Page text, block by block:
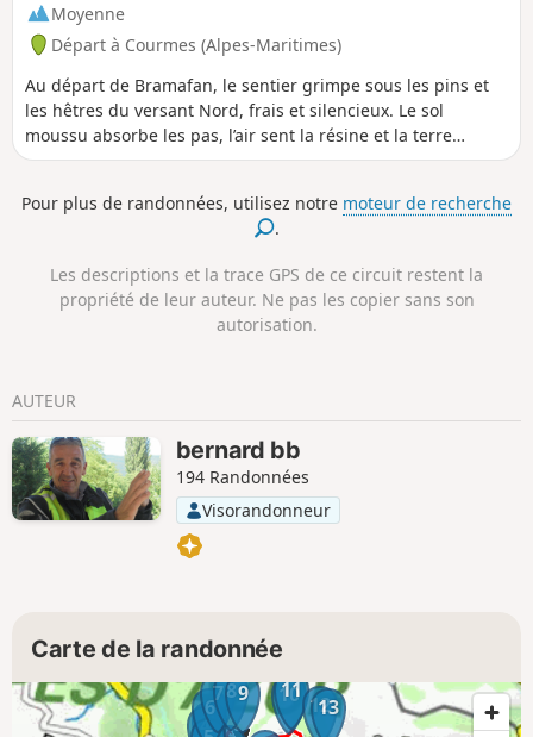
Moyenne
Départ à Courmes (Alpes-Maritimes)
Au départ de Bramafan, le sentier grimpe sous les pins et
les hêtres du versant Nord, frais et silencieux. Le sol
moussu absorbe les pas, l’air sent la résine et la terre
humide. Entre deux rochers clairs, la vue s’ouvre sur la
se clairsème et les oliviers annoncent Cipières, posé sur son
éperon lumineux, après une marche tranquille d’une
et parfois le chemin énigmatique, mais on y arrive. Retour
par le Canal de Foulon.
Pour plus de randonnées, utilisez notre moteur de recherche
.
Les descriptions et la trace GPS de ce circuit restent la
propriété de leur auteur. Ne pas les copier sans son
autorisation.
AUTEUR
bernard bb
194 Randonnées
Visorandonneur
Carte de la randonnée
3
4
6
789 10
11
1213